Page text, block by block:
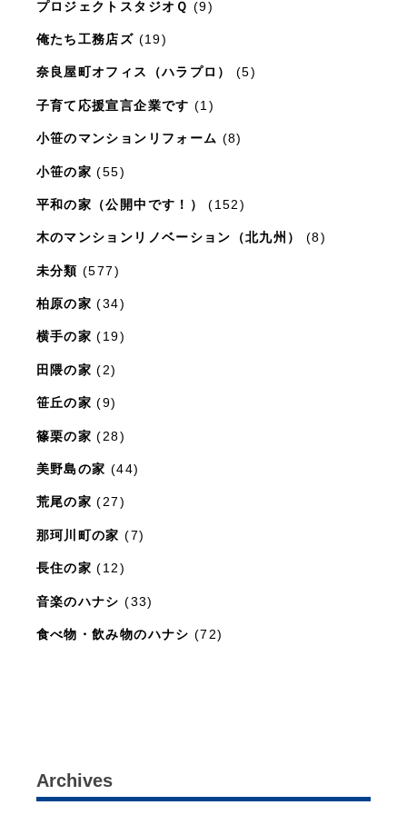
プロジェクトスタジオＱ (9)
俺たち工務店ズ (19)
奈良屋町オフィス（ハラプロ） (5)
子育て応援宣言企業です (1)
小笹のマンションリフォーム (8)
小笹の家 (55)
平和の家（公開中です！） (152)
木のマンションリノベーション（北九州） (8)
未分類 (577)
柏原の家 (34)
横手の家 (19)
田隈の家 (2)
笹丘の家 (9)
篠栗の家 (28)
美野島の家 (44)
荒尾の家 (27)
那珂川町の家 (7)
長住の家 (12)
音楽のハナシ (33)
食べ物・飲み物のハナシ (72)
Archives